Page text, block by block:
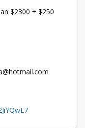
$2300 + $250